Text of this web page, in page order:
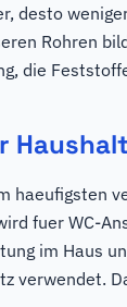
desto
Rohren
die
haeufigsten
fuer WC-
im Haus
verwendet.